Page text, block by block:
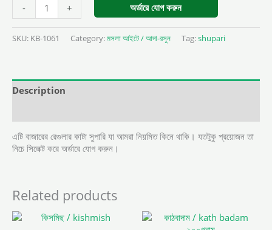
- + অর্ডারে যোগ করুন
SKU: KB-1061 Category:মসলা আইটে / আদা-রসুন Tag:shupari
Description
এটি বাজারের রেগুলার কাটা সুপারি যা আমরা নিয়মিত কিনে থাকি। যতটুকু প্রয়োজন তা
নিচে সিলেক্ট করে অর্ডারে যোগ করুন।
Related products
This